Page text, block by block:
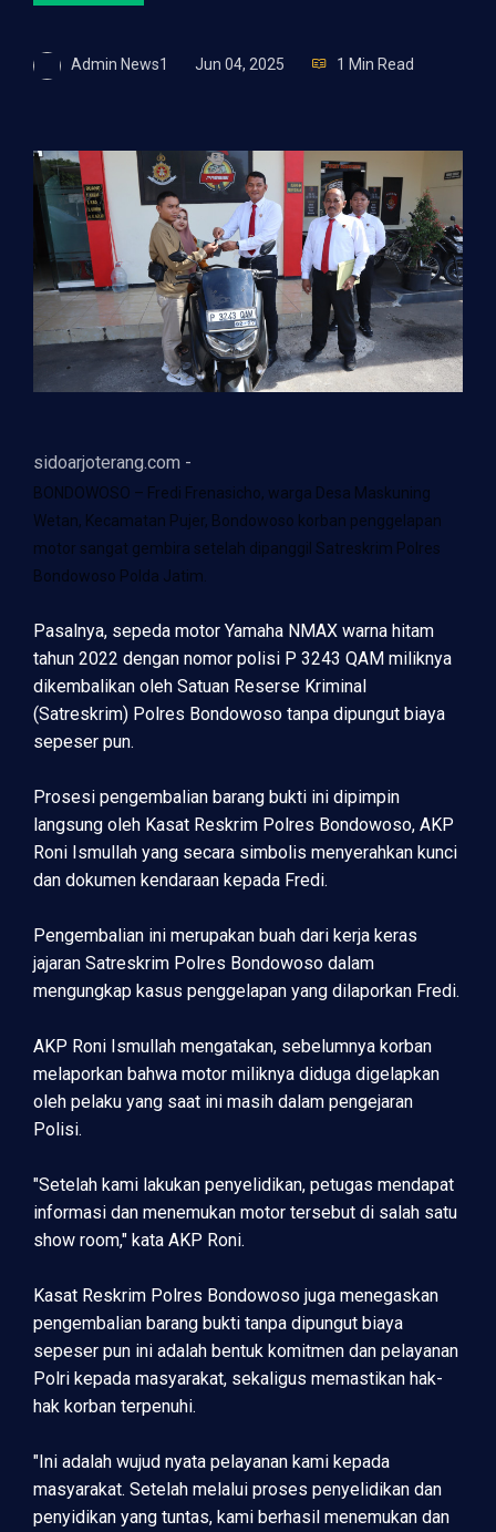
Admin News1 Jun 04, 2025 1 Min Read
sidoarjoterang.com -
BONDOWOSO – Fredi Frenasicho, warga Desa Maskuning
Wetan, Kecamatan Pujer, Bondowoso korban penggelapan
motor sangat gembira setelah dipanggil Satreskrim Polres
Bondowoso Polda Jatim.
Pasalnya, sepeda motor Yamaha NMAX warna hitam
tahun 2022 dengan nomor polisi P 3243 QAM miliknya
dikembalikan oleh Satuan Reserse Kriminal
(Satreskrim) Polres Bondowoso tanpa dipungut biaya
sepeser pun.
Prosesi pengembalian barang bukti ini dipimpin
langsung oleh Kasat Reskrim Polres Bondowoso, AKP
Roni Ismullah yang secara simbolis menyerahkan kunci
dan dokumen kendaraan kepada Fredi.
Pengembalian ini merupakan buah dari kerja keras
jajaran Satreskrim Polres Bondowoso dalam
mengungkap kasus penggelapan yang dilaporkan Fredi.
AKP Roni Ismullah mengatakan, sebelumnya korban
melaporkan bahwa motor miliknya diduga digelapkan
oleh pelaku yang saat ini masih dalam pengejaran
Polisi.
"Setelah kami lakukan penyelidikan, petugas mendapat
informasi dan menemukan motor tersebut di salah satu
show room," kata AKP Roni.
Kasat Reskrim Polres Bondowoso juga menegaskan
pengembalian barang bukti tanpa dipungut biaya
sepeser pun ini adalah bentuk komitmen dan pelayanan
Polri kepada masyarakat, sekaligus memastikan hak-
hak korban terpenuhi.
"Ini adalah wujud nyata pelayanan kami kepada
masyarakat. Setelah melalui proses penyelidikan dan
penyidikan yang tuntas, kami berhasil menemukan dan